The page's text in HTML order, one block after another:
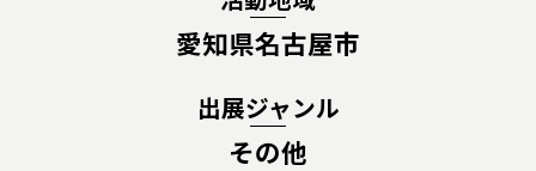
愛知県名古屋市
出展ジャンル
その他